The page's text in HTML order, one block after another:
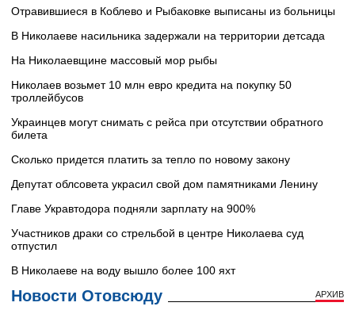
Отравившиеся в Коблево и Рыбаковке выписаны из больницы
В Николаеве насильника задержали на территории детсада
На Николаевщине массовый мор рыбы
Николаев возьмет 10 млн евро кредита на покупку 50
троллейбусов
Украинцев могут снимать с рейса при отсутствии обратного
билета
Сколько придется платить за тепло по новому закону
Депутат облсовета украсил свой дом памятниками Ленину
Главе Укравтодора подняли зарплату на 900%
Участников драки со стрельбой в центре Николаева суд
отпустил
В Николаеве на воду вышло более 100 яхт
Новости Отовсюду АРХИВ